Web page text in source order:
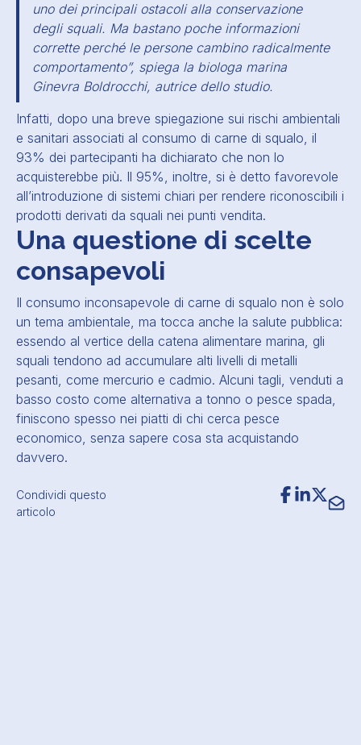
Condividi questo
articolo
uno dei principali ostacoli alla conservazione
degli squali. Ma bastano poche informazioni
corrette perché le persone cambino radicalmente
comportamento”, spiega la biologa marina
Ginevra Boldrocchi, autrice dello studio.
Infatti, dopo una breve spiegazione sui rischi ambientali
e sanitari associati al consumo di carne di squalo, il
93% dei partecipanti ha dichiarato che non lo
acquisterebbe più. Il 95%, inoltre, si è detto favorevole
all’introduzione di sistemi chiari per rendere riconoscibili i
prodotti derivati da squali nei punti vendita.
Una questione di scelte
consapevoli
Il consumo inconsapevole di carne di squalo non è solo
un tema ambientale, ma tocca anche la salute pubblica:
essendo al vertice della catena alimentare marina, gli
squali tendono ad accumulare alti livelli di metalli
pesanti, come mercurio e cadmio. Alcuni tagli, venduti a
basso costo come alternativa a tonno o pesce spada,
finiscono spesso nei piatti di chi cerca pesce
economico, senza sapere cosa sta acquistando
davvero.